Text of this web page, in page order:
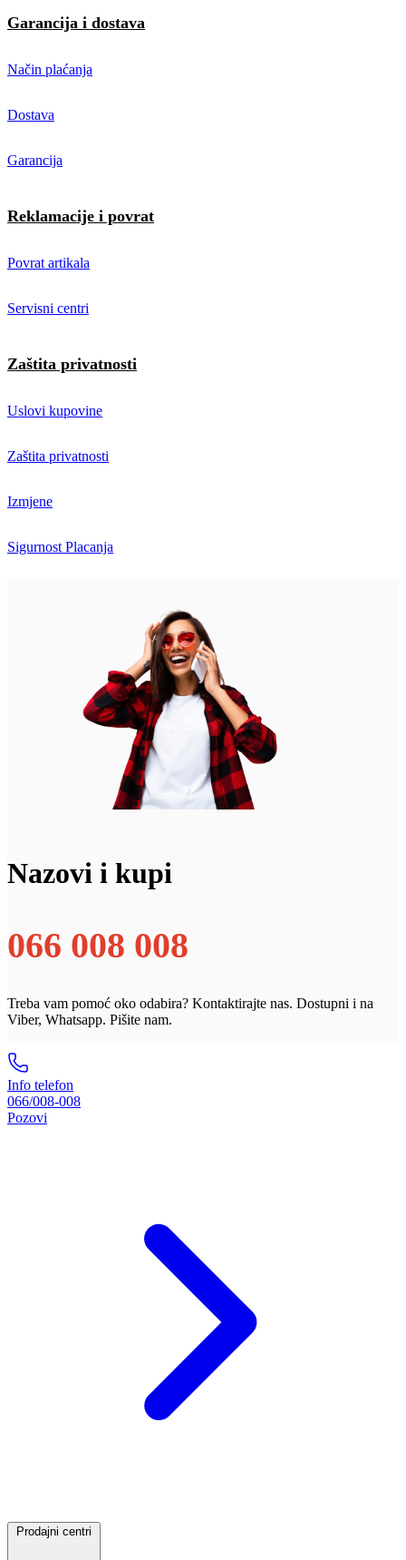
Garancija i dostava
Način plaćanja
Dostava
Garancija
Reklamacije i povrat
Povrat artikala
Servisni centri
Zaštita privatnosti
Uslovi kupovine
Zaštita privatnosti
Izmjene
Sigurnost Placanja
Nazovi i kupi
066 008 008
Treba vam pomoć oko odabira? Kontaktirajte nas. Dostupni i na
Viber, Whatsapp. Pišite nam.
Info telefon
066/008-008
Pozovi
Prodajni centri